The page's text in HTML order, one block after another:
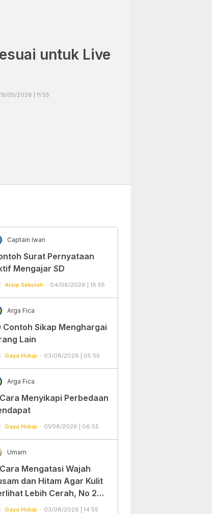
untuk Live
05/2026 | 11:55
Captain Iwan
Surat Pernyataan
Mengajar SD
Arsip Sekolah 04/08/2026 | 18:55
Arga Fica
Contoh Sikap Menghargai
Lain
Gaya Hidup 03/08/2026 | 05:55
Arga Fica
Menyikapi Perbedaan
Gaya Hidup 01/08/2026 | 06:55
Umam
Mengatasi Wajah
dan Hitam Agar Kulit
Lebih Cerah, No 2
Banget dan Mudah
Gaya Hidup 03/08/2026 | 14:55